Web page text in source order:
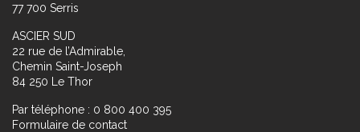
77 700 Serris
ASCIER SUD
22 rue de l’Admirable,
Chemin Saint-Joseph
84 250 Le Thor
Par téléphone : 0 800 400 395
Formulaire de contact